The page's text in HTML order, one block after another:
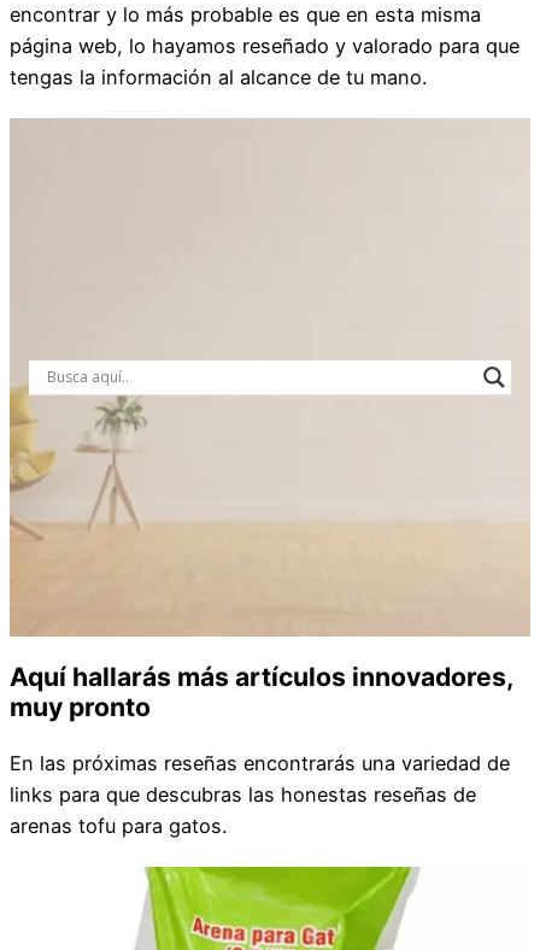
encontrar y lo más probable es que en esta misma
página web, lo hayamos reseñado y valorado para que
tengas la información al alcance de tu mano.
Aquí hallarás más artículos innovadores,
muy pronto
En las próximas reseñas encontrarás una variedad de
links para que descubras las honestas reseñas de
arenas tofu para gatos.